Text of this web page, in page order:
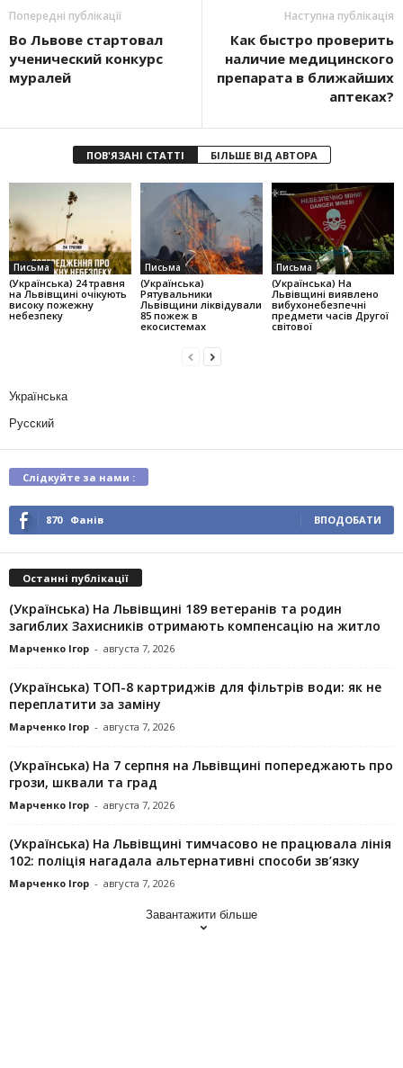
Попередні публікації
Во Львове стартовал
ученический конкурс
муралей
Наступна публікація
Как быстро проверить
наличие медицинского
препарата в ближайших
аптеках?
ПОВ'ЯЗАНІ СТАТТІ БІЛЬШЕ ВІД АВТОРА
Письма
(Українська) 24 травня
на Львівщині очікують
високу пожежну
небезпеку
Письма
(Українська)
Рятувальники
Львівщини ліквідували
85 пожеж в
екосистемах
Письма
(Українська) На
Львівщині виявлено
вибухонебезпечні
предмети часів Другої
світової
Українська
Русский
Слідкуйте за нами :
870 Фанів ВПОДОБАТИ
Останні публікації
(Українська) На Львівщині 189 ветеранів та родин
загиблих Захисників отримають компенсацію на житло
Марченко Ігор - августа 7, 2026
(Українська) ТОП-8 картриджів для фільтрів води: як не
переплатити за заміну
Марченко Ігор - августа 7, 2026
(Українська) На 7 серпня на Львівщині попереджають про
грози, шквали та град
Марченко Ігор - августа 7, 2026
(Українська) На Львівщині тимчасово не працювала лінія
102: поліція нагадала альтернативні способи зв’язку
Марченко Ігор - августа 7, 2026
Завантажити більше